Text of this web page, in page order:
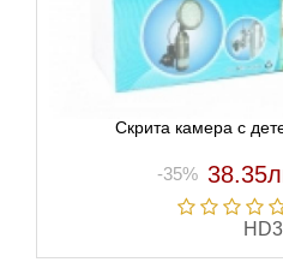
Скрита камера с
-35%